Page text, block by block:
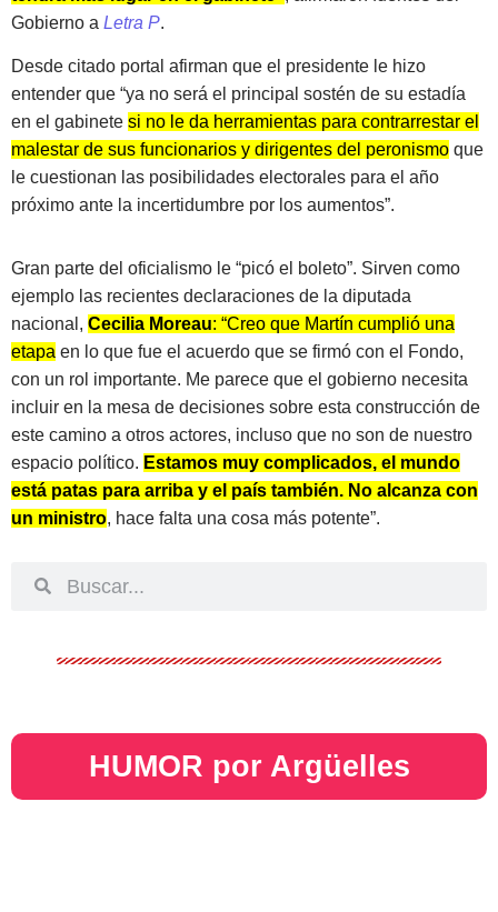
Gobierno a Letra P.
Desde citado portal afirman que el presidente le hizo
entender que “ya no será el principal sostén de su estadía
en el gabinete si no le da herramientas para contrarrestar el
malestar de sus funcionarios y dirigentes del peronismo que
le cuestionan las posibilidades electorales para el año
próximo ante la incertidumbre por los aumentos”.
Gran parte del oficialismo le “picó el boleto”. Sirven como
ejemplo las recientes declaraciones de la diputada
nacional, Cecilia Moreau: “Creo que Martín cumplió una
etapa en lo que fue el acuerdo que se firmó con el Fondo,
con un rol importante. Me parece que el gobierno necesita
incluir en la mesa de decisiones sobre esta construcción de
este camino a otros actores, incluso que no son de nuestro
espacio político. Estamos muy complicados, el mundo
está patas para arriba y el país también. No alcanza con
un ministro, hace falta una cosa más potente”.
HUMOR por Argüelles​